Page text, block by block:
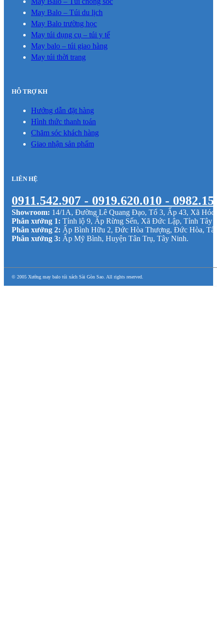
May Balo – Túi du lịch
May Balo trường học
May túi dụng cụ – túi y tế
May balo – túi giao hàng
May túi thời trang
HỖ TRỢ KH
Hướng dẫn đặt hàng
Hình thức thanh toán
Chăm sóc khách hàng
Giao nhận sản phẩm
LIÊN HỆ
0911.542.907 - 0919.620.010 -
Showroom: 14/1A, Đường Lê Quang Đạo, Tổ 3, Ấp 43, Xã Hóc
Phân xưởng 1: Tỉnh lộ 9, Ấp Rừng Sến, Xã Đức Lập, Tỉnh Tây
Phân xưởng 2: Ấp Bình Hữu 2, Đức Hòa Thượng, Đức Hòa,
Phân xưởng 3: Ấp Mỹ Bình, Huyện Tân Trụ, Tây Ninh.
© 2005 Xưởng may balo túi xách Sài Gòn Sao. All rights reserved.